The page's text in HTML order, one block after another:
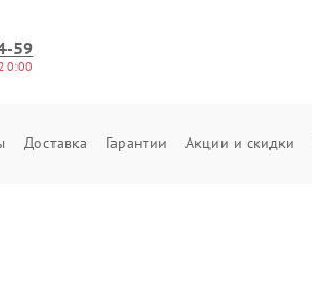
59
Доставка Гарантии Акции и скидки